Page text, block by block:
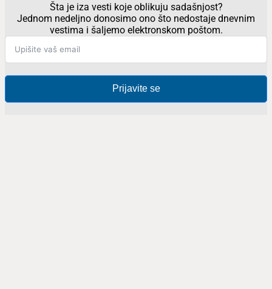
Šta je iza vesti koje oblikuju sadašnjost?
Jednom nedeljno donosimo ono što nedostaje dnevnim
vestima i šaljemo elektronskom poštom.
Prijavite se